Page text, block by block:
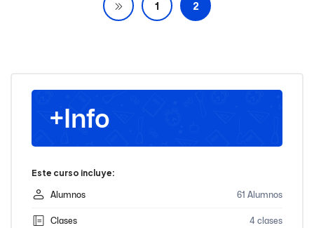
1 2
+Info
Este curso incluye:
Alumnos 61 Alumnos
Clases 4 clases